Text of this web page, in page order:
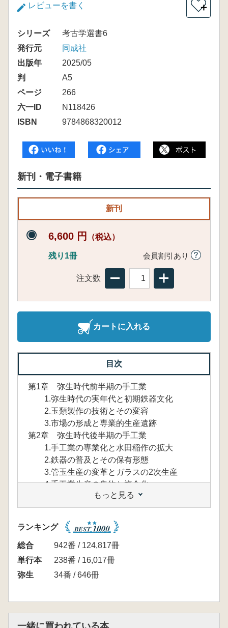
レビューを書く ＋
シリーズ
考古学選書6
発行元
同成社
出版年
2025/05
判
A5
ページ
266
六一ID
N118426
ISBN
9784868320012
新刊・電子書籍
新刊
6,600 円 （税込）
残り1冊 会員割引あり
注文数
カートに入れる
目次
第1章 弥生時代前半期の手工業
1.弥生時代の実年代と初期鉄器文化
2.玉類製作の技術とその変容
3.市場の形成と専業的生産遺跡
第2章 弥生時代後半期の手工業
1.手工業の専業化と水田稲作の拡大
2.鉄器の普及とその保有形態
3.管玉生産の変革とガラスの2次生産
4.手工業生産の集約と複合化
第3章 弥生時代後期後葉以降の手工業
1.水銀朱生産と水晶製玉作り
2.朝貢献上品の集約的生産
第4章 墳丘墓の系譜とその発展
1.弥生時代前半期の墳墓
2.弥生墳丘墓の萌芽
3.四隅突出型墳丘墓の成立と佐田谷・佐田
もっと見る
ランキング
総合
942番 / 124,817冊
単行本
238番 / 16,017冊
弥生
34番 / 646冊